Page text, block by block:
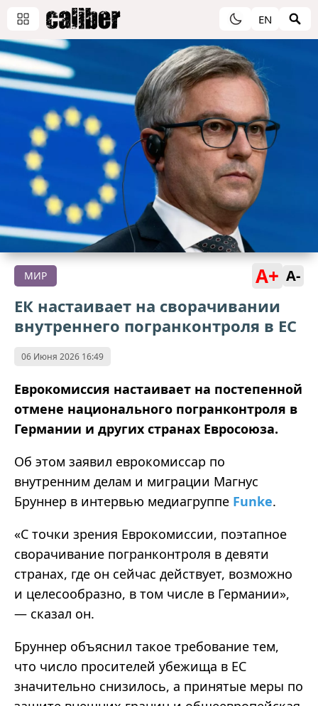
EN
МИР A+ A-
ЕК настаивает на сворачивании
внутреннего погранконтроля в ЕС
06 Июня 2026 16:49
Еврокомиссия настаивает на постепенной
отмене национального погранконтроля в
Германии и других странах Евросоюза.
Об этом заявил еврокомиссар по
внутренним делам и миграции Магнус
Бруннер в интервью медиагруппе Funke.
«С точки зрения Еврокомиссии, поэтапное
сворачивание погранконтроля в девяти
странах, где он сейчас действует, возможно
и целесообразно, в том числе в Германии»,
— сказал он.
Бруннер объяснил такое требование тем,
что число просителей убежища в ЕС
значительно снизилось, а принятые меры по